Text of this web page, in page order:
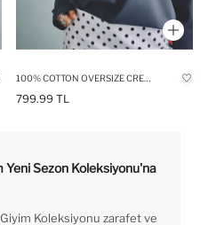
799.99 TL
Yeni Sezon Koleksiyonu'na
Giyim Koleksiyonu zarafet ve